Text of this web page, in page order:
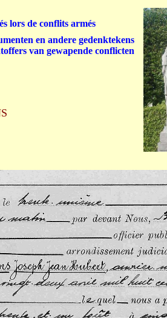
lors de conflits armés
en andere gedenktekens
van gewapende conflicten